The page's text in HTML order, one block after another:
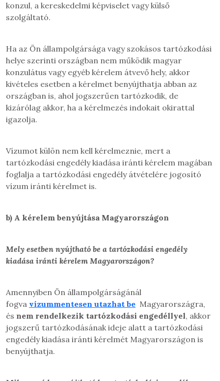
konzul, a kereskedelmi képviselet vagy külső
szolgáltató.
Ha az Ön állampolgársága vagy szokásos tartózkodási
helye szerinti országban nem működik magyar
konzulátus vagy egyéb kérelem átvevő hely, akkor
kivételes esetben a kérelmet benyújthatja abban az
országban is, ahol jogszerűen tartózkodik, de
kizárólag akkor, ha a kérelmezés indokait okirattal
igazolja.
Vízumot külön nem kell kérelmeznie, mert a
tartózkodási engedély kiadása iránti kérelem magában
foglalja a tartózkodási engedély átvételére jogosító
vízum iránti kérelmet is.
b) A kérelem benyújtása Magyarországon
Mely esetben nyújtható be a tartózkodási engedély
kiadása iránti kérelem Magyarországon?
Amennyiben Ön állampolgárságánál
fogva vízummentesen utazhat be Magyarországra,
és nem rendelkezik tartózkodási engedéllyel, akkor
jogszerű tartózkodásának ideje alatt a tartózkodási
engedély kiadása iránti kérelmét Magyarországon is
benyújthatja.